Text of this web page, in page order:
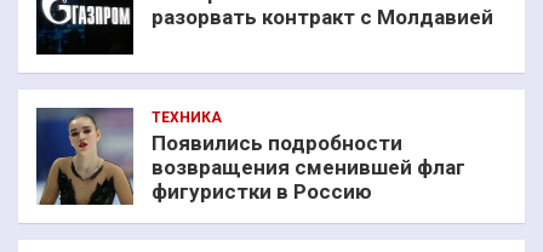
разорвать контракт с Молдавией
ТЕХНИКА
Появились подробности
возвращения сменившей флаг
фигуристки в Россию